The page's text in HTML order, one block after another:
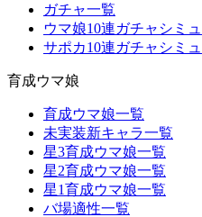
ガチャ一覧
ウマ娘10連ガチャシミュ
サポカ10連ガチャシミュ
育成ウマ娘
育成ウマ娘一覧
未実装新キャラ一覧
星3育成ウマ娘一覧
星2育成ウマ娘一覧
星1育成ウマ娘一覧
バ場適性一覧